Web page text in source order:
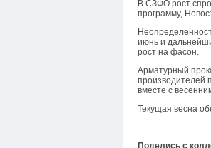
В СЗФО рост
программу,
июнь и
рост на фасон.
Арматурный
производителей
вместе с
Текущая весна